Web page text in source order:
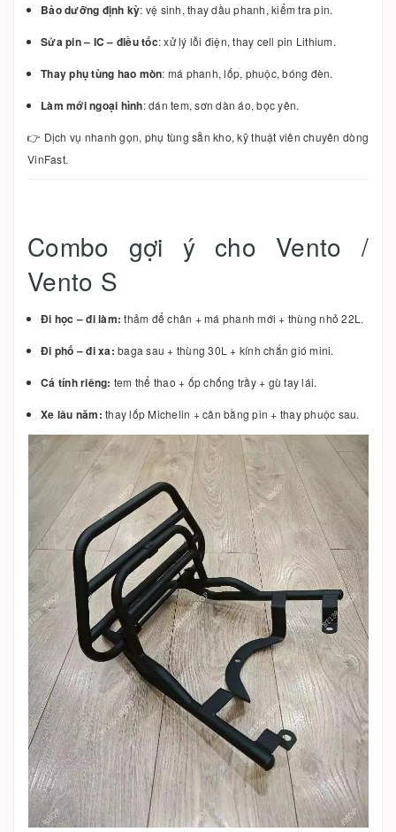
Bảo dưỡng định kỳ: vệ sinh, thay dầu phanh, kiểm tra pin.
Sửa pin – IC – điều tốc: xử lý lỗi điện, thay cell pin Lithium.
Thay phụ tùng hao mòn: má phanh, lốp, phuộc, bóng đèn.
Làm mới ngoại hình: dán tem, sơn dàn áo, bọc yên.
👉 Dịch vụ nhanh gọn, phụ tùng sẵn kho, kỹ thuật viên chuyên dòng
VinFast.
Combo gợi ý cho Vento /
Vento S
Đi học – đi làm: thảm để chân + má phanh mới + thùng nhỏ 22L.
Đi phố – đi xa: baga sau + thùng 30L + kính chắn gió mini.
Cá tính riêng: tem thể thao + ốp chống trầy + gù tay lái.
Xe lâu năm: thay lốp Michelin + cân bằng pin + thay phuộc sau.